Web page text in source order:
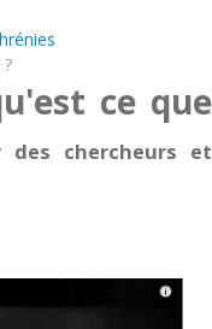
ce que
des chercheurs et